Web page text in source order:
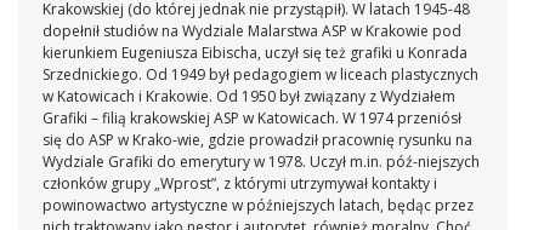
Krakowskiej (do której jednak nie przystąpił). W latach 1945-48
dopełnił studiów na Wydziale Malarstwa ASP w Krakowie pod
kierunkiem Eugeniusza Eibischa, uczył się też grafiki u Konrada
Srzednickiego. Od 1949 był pedagogiem w liceach plastycznych
w Katowicach i Krakowie. Od 1950 był związany z Wydziałem
Grafiki – filią krakowskiej ASP w Katowicach. W 1974 przeniósł
się do ASP w Krako-wie, gdzie prowadził pracownię rysunku na
Wydziale Grafiki do emerytury w 1978. Uczył m.in. póź-niejszych
członków grupy „Wprost”, z którymi utrzymywał kontakty i
powinowactwo artystyczne w późniejszych latach, będąc przez